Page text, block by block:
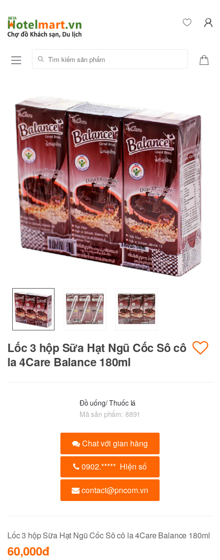
Tìm kiếm sản phẩm:
Lốc 3 hộp Sữa Hạt Ngũ Cốc Sô cô
la 4Care Balance 180ml
Đồ uống/ Thuốc lá
Mã sản phẩm: 8891
Chat với gian hàng
0902.***** Hiện số
contact@pncom.vn
Lốc 3 hộp Sữa Hạt Ngũ Cốc Sô cô la 4Care Balance 180ml
60,000đ